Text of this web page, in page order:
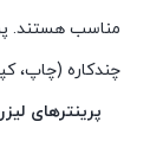
مناسب هستند.
چندکاره (چاپ،
پرینترهای